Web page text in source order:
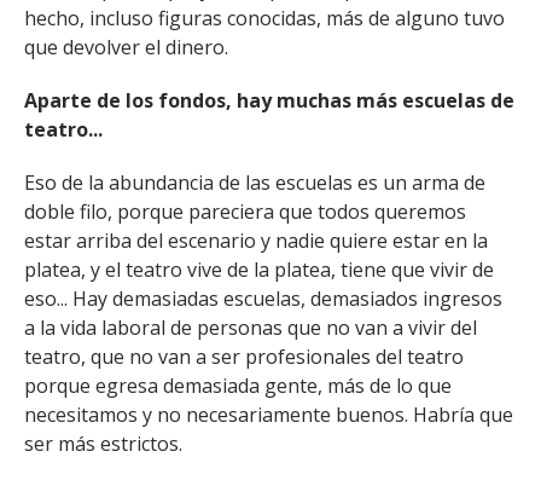
hecho, incluso figuras conocidas, más de alguno tuvo
que devolver el dinero.
Aparte de los fondos, hay muchas más escuelas de
teatro...
Eso de la abundancia de las escuelas es un arma de
doble filo, porque pareciera que todos queremos
estar arriba del escenario y nadie quiere estar en la
platea, y el teatro vive de la platea, tiene que vivir de
eso... Hay demasiadas escuelas, demasiados ingresos
a la vida laboral de personas que no van a vivir del
teatro, que no van a ser profesionales del teatro
porque egresa demasiada gente, más de lo que
necesitamos y no necesariamente buenos. Habría que
ser más estrictos.